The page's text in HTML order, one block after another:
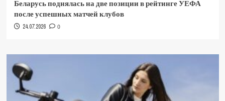
Беларусь поднялась на две позиции в рейтинге УЕФА
после успешных матчей клубов
24.07.2026 0